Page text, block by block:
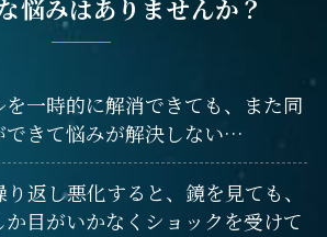
悩みはありませんか？
を一時的に解消できても、また同
できて悩みが解決しない…
返し悪化すると、鏡を見ても、
か目がいかなくショックを受けて